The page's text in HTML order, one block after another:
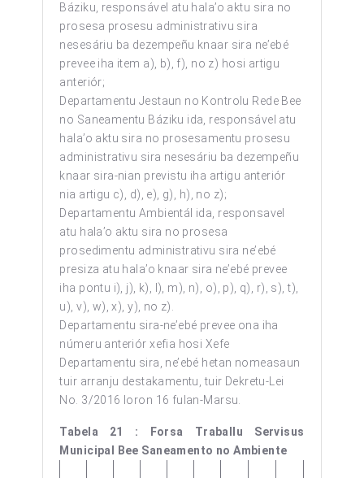
Báziku, responsável atu hala’o aktu sira no
prosesa prosesu administrativu sira
nesesáriu ba dezempeñu knaar sira ne’ebé
prevee iha item a), b), f), no z) hosi artigu
anteriór;
Departamentu Jestaun no Kontrolu Rede Bee
no Saneamentu Báziku ida, responsável atu
hala’o aktu sira no prosesamentu prosesu
administrativu sira nesesáriu ba dezempeñu
knaar sira-nian previstu iha artigu anteriór
nia artigu c), d), e), g), h), no z);
Departamentu Ambientál ida, responsavel
atu hala’o aktu sira no prosesa
prosedimentu administrativu sira ne’ebé
presiza atu hala’o knaar sira ne’ebé prevee
iha pontu i), j), k), l), m), n), o), p), q), r), s), t),
u), v), w), x), y), no z).
Departamentu sira-ne’ebé prevee ona iha
númeru anteriór xefia hosi Xefe
Departamentu sira, ne’ebé hetan nomeasaun
tuir arranju destakamentu, tuir Dekretu-Lei
No. 3/2016 loron 16 fulan-Marsu.
Tabela 21 : Forsa Traballu Servisus
Municipal Bee Saneamento no Ambiente